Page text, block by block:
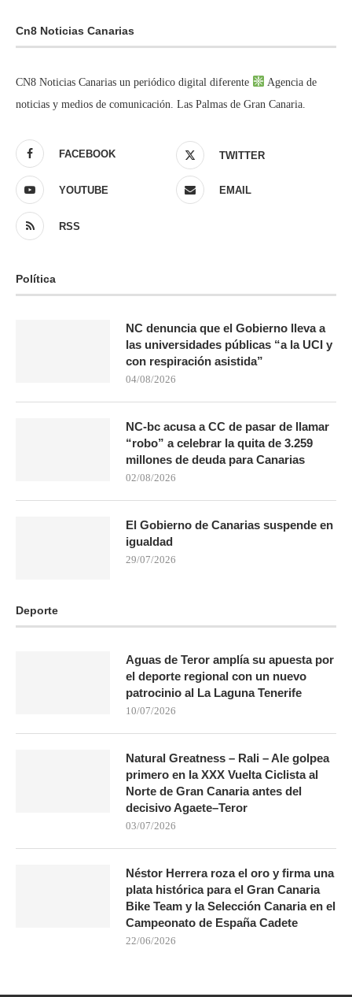
Cn8 Noticias Canarias
CN8 Noticias Canarias un periódico digital diferente
Agencia de
noticias y medios de comunicación. Las Palmas de Gran Canaria.
FACEBOOK TWITTER
YOUTUBE EMAIL
RSS
Política
NC denuncia que el Gobierno lleva a
las universidades públicas “a la UCI y
con respiración asistida”
04/08/2026
NC-bc acusa a CC de pasar de llamar
“robo” a celebrar la quita de 3.259
millones de deuda para Canarias
02/08/2026
El Gobierno de Canarias suspende en
igualdad
29/07/2026
Deporte
Aguas de Teror amplía su apuesta por
el deporte regional con un nuevo
patrocinio al La Laguna Tenerife
10/07/2026
Natural Greatness – Rali – Ale golpea
primero en la XXX Vuelta Ciclista al
Norte de Gran Canaria antes del
decisivo Agaete–Teror
03/07/2026
Néstor Herrera roza el oro y firma una
plata histórica para el Gran Canaria
Bike Team y la Selección Canaria en el
Campeonato de España Cadete
22/06/2026